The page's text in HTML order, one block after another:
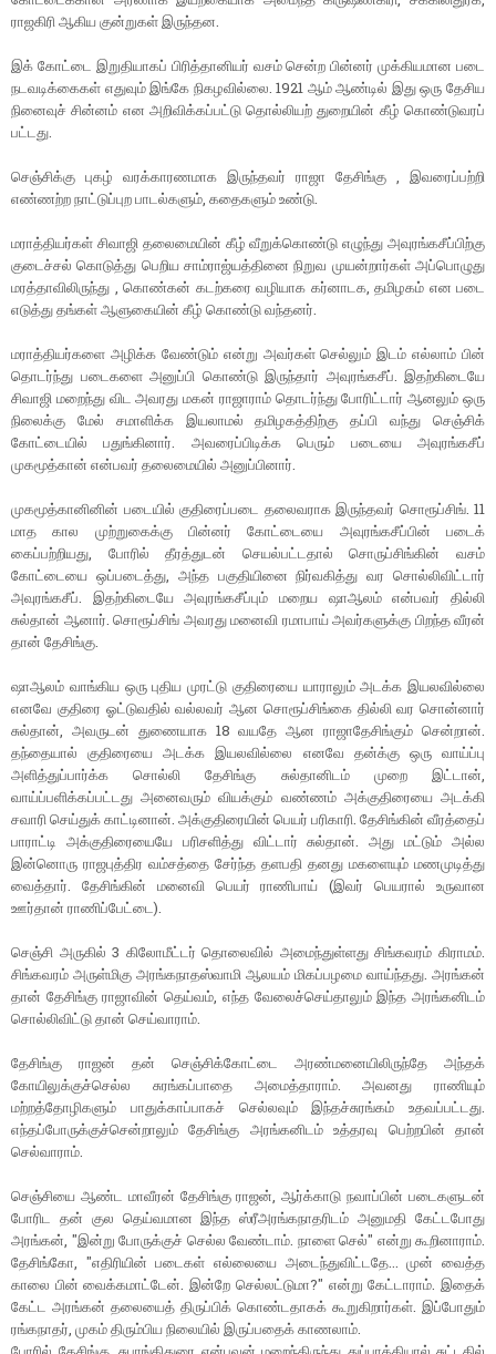
ராஜகிரி ஆகிய குன்றுகள் இருந்தன.
இக் கோட்டை இறுதியாகப் பிரித்தானியர் வசம் சென்ற பின்னர் முக்கியமான படை
நடவடிக்கைகள் எதுவும் இங்கே நிகழவில்லை. 1921 ஆம் ஆண்டில் இது ஒரு தேசிய
நினைவுச் சின்னம் என அறிவிக்கப்பட்டு தொல்லியற் துறையின் கீழ் கொண்டுவரப்
பட்டது.
செஞ்சிக்கு புகழ் வரக்காரணமாக இருந்தவர் ராஜா தேசிங்கு , இவரைப்பற்றி
எண்ணற்ற நாட்டுப்புற பாடல்களும், கதைகளும் உண்டு.
மராத்தியர்கள் சிவாஜி தலைமையின் கீழ் வீறுக்கொண்டு எழுந்து அவுரங்கசீப்பிற்கு
குடைச்சல் கொடுத்து பெறிய சாம்ராஜ்யத்தினை நிறுவ முயன்றார்கள் அப்பொழுது
மரத்தாவிலிருந்து , கொண்கன் கடற்கரை வழியாக கர்னாடக, தமிழகம் என படை
எடுத்து தங்கள் ஆளுகையின் கீழ் கொண்டு வந்தனர்.
மராத்தியர்களை அழிக்க வேண்டும் என்று அவர்கள் செல்லும் இடம் எல்லாம் பின்
தொடர்ந்து படைகளை அனுப்பி கொண்டு இருந்தார் அவுரங்கசீப். இதற்கிடையே
சிவாஜி மறைந்து விட அவரது மகன் ராஜாராம் தொடர்ந்து போரிட்டார் ஆனலும் ஒரு
நிலைக்கு மேல் சமாளிக்க இயலாமல் தமிழகத்திற்கு தப்பி வந்து செஞ்சிக்
கோட்டையில் பதுங்கினார். அவரைப்பிடிக்க பெரும் படையை அவுரங்கசீப்
முகமூத்கான் என்பவர் தலைமையில் அனுப்பினார்.
முகமூத்கானினின் படையில் குதிரைப்படை தலைவராக இருந்தவர் சொரூப்சிங். 11
மாத கால முற்றுகைக்கு பின்னர் கோட்டையை அவுரங்கசீப்பின் படைக்
கைப்பற்றியது, போரில் தீரத்துடன் செயல்பட்டதால் சொருப்சிங்கின் வசம்
கோட்டையை ஒப்படைத்து, அந்த பகுதியினை நிர்வகித்து வர சொல்லிவிட்டார்
அவுரங்கசீப். இதற்கிடையே அவுரங்கசீப்பும் மறைய ஷாஆலம் என்பவர் தில்லி
சுல்தான் ஆனார். சொரூப்சிங் அவரது மனைவி ரமாபாய் அவர்களுக்கு பிறந்த வீரன்
தான் தேசிங்கு.
ஷாஆலம் வாங்கிய ஒரு புதிய முரட்டு குதிரையை யாராலும் அடக்க இயலவில்லை
எனவே குதிரை ஓட்டுவதில் வல்லவர் ஆன சொரூப்சிங்கை தில்லி வர சொன்னார்
சுல்தான், அவருடன் துணையாக 18 வயதே ஆன ராஜாதேசிங்கும் சென்றான்.
தந்தையால் குதிரையை அடக்க இயலவில்லை எனவே தன்க்கு ஒரு வாய்ப்பு
அளித்துப்பார்க்க சொல்லி தேசிங்கு சுல்தானிடம் முறை இட்டான்,
வாய்ப்பளிக்கப்பட்டது அனைவரும் வியக்கும் வண்ணம் அக்குதிரையை அடக்கி
சவாரி செய்துக் காட்டினான். அக்குதிரையின் பெயர் பரிகாரி. தேசிங்கின் வீரத்தைப்
பாராட்டி அக்குதிரையையே பரிசளித்து விட்டார் சுல்தான். அது மட்டும் அல்ல
இன்னொரு ராஜபுத்திர வம்சத்தை சேர்ந்த தளபதி தனது மகளையும் மணமுடித்து
வைத்தார். தேசிங்கின் மனைவி பெயர் ராணிபாய் (இவர் பெயரால் உருவான
ஊர்தான் ராணிப்பேட்டை).
செஞ்சி அருகில் 3 கிலோமீட்டர் தொலைவில் அமைந்துள்ளது சிங்கவரம் கிராமம்.
சிங்கவரம் அருள்மிகு அரங்கநாதஸ்வாமி ஆலயம் மிகப்பழமை வாய்ந்தது. அரங்கன்
தான் தேசிங்கு ராஜாவின் தெய்வம், எந்த வேலைச்செய்தாலும் இந்த அரங்கனிடம்
சொல்லிவிட்டு தான் செய்வாராம்.
தேசிங்கு ராஜன் தன் செஞ்சிக்கோட்டை அரண்மனையிலிருந்தே அந்தக்
கோயிலுக்குச்செல்ல சுரங்கப்பாதை அமைத்தாராம். அவனது ராணியும்
மற்றத்தோழிகளும் பாதுக்காப்பாகச் செல்லவும் இந்தச்சுரங்கம் உதவப்பட்டது.
எந்தப்போருக்குச்சென்றாலும் தேசிங்கு அரங்கனிடம் உத்தரவு பெற்றபின் தான்
செல்வாராம்.
செஞ்சியை ஆண்ட மாவீரன் தேசிங்கு ராஜன், ஆர்க்காடு நவாப்பின் படைகளுடன்
போரிட தன் குல தெய்வமான இந்த ஸ்ரீஅரங்கநாதரிடம் அனுமதி கேட்டபோது
அரங்கன், "இன்று போருக்குச் செல்ல வேண்டாம். நாளை செல்" என்று கூறினாராம்.
தேசிங்கோ, "எதிரியின் படைகள் எல்லையை அடைந்துவிட்டதே... முன் வைத்த
காலை பின் வைக்கமாட்டேன். இன்றே செல்லட்டுமா?" என்று கேட்டாராம். இதைக்
கேட்ட அரங்கன் தலையைத் திருப்பிக் கொண்டதாகக் கூறுகிறார்கள். இப்போதும்
ரங்கநாதர், முகம் திரும்பிய நிலையில் இருப்பதைக் காணலாம்.